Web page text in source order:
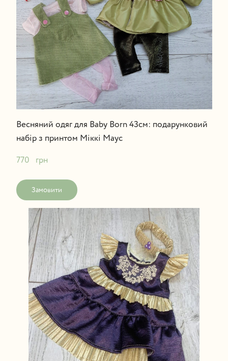
Весняний одяг для Baby Born 43см: подарунковий
набір з принтом Міккі Маус
770   грн
Замовити